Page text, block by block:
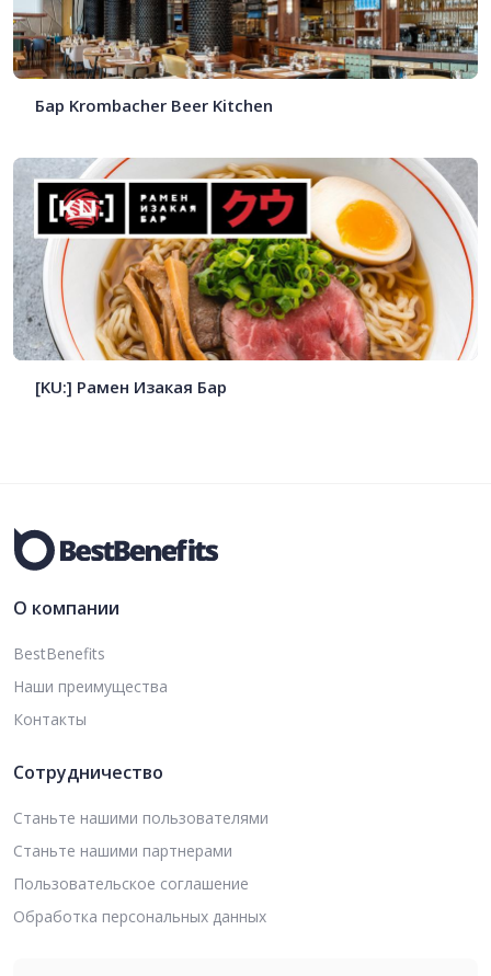
Бар Krombacher Beer Kitchen
[KU:] Рамен Изакая Бар
О компании
BestBenefits
Наши преимущества
Контакты
Сотрудничество
Станьте нашими пользователями
Станьте нашими партнерами
Пользовательское соглашение
Обработка персональных данных